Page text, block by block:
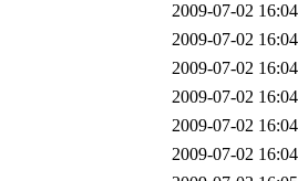
2009-07-02 16:04
2009-07-02 16:04
2009-07-02 16:04
2009-07-02 16:04
2009-07-02 16:04
2009-07-02 16:04